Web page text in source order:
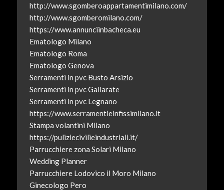
http://www.sgomberoappartamentimilano.com/
http://www.sgomberomilano.com/
https://www.annunciinbacheca.eu
Ematologo Milano
Ematologo Roma
Ematologo Genova
Serramenti in pvc Busto Arsizio
Serramenti in pvc Gallarate
Serramenti in pvc Legnano
https://www.serramentieinfissimilano.it
Stampa volantini Milano
https://puliziecivilieindustriali.it/
Parrucchiere zona Solari Milano
Wedding Planner
Parrucchiere Lodovico il Moro Milano
Ginecologo Pero